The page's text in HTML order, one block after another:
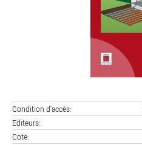
Condition d'accès
Editeurs
Cote